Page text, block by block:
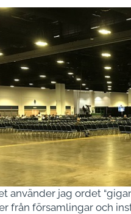
använder jag ordet
från församlingar och